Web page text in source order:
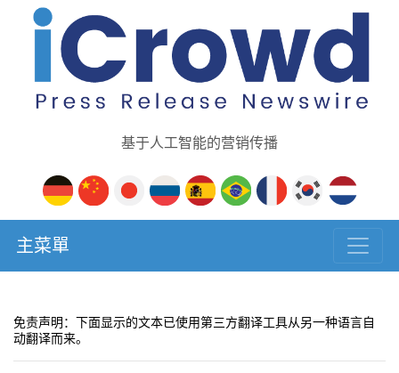
基于人工智能的营销传播
主菜單
免责声明：下面显示的文本已使用第三方翻译工具从另一种语言自
动翻译而来。